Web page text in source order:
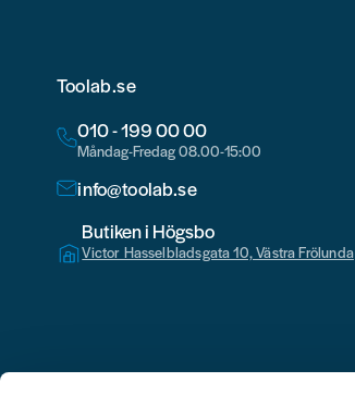
Toolab.se
010 - 199 00 00
Måndag-Fredag 08.00-15:00
info@toolab.se
Butiken i Högsbo
Victor Hasselbladsgata 10, Västra Frölunda